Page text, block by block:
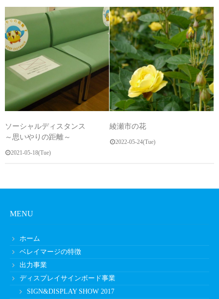
ソーシャルディスタンス
～思いやりの距離～
2021-05-18(Tue)
綾瀬市の花
2022-05-24(Tue)
MENU
ホーム
ベレイマージの特徴
出力事業
ディスプレイサインボード事業
SIGN&DISPLAY SHOW 2017